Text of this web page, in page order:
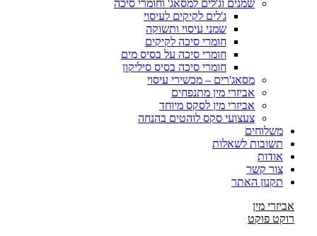
שמנים וג'לים למסאג' וחומרי סיכה
ג'לים לקיקים לעיסוי
שמני עיסוי ותשוקה
חומרי סיכה לקיקים
חומרי סיכה על בסיס מים
חומרי סיכה בסיס סיליקון
מסאג'רים – מכשירי עיסוי
אביזרי מין מתנפחים
אביזרי מין לסקס מיוחד
צעצועי סקס לוהטים בהנחה
משלוחים
תשובות לשאלות
אודות
צור קשר
תקנון האתר
אביזרי מין
רוקט פוקט